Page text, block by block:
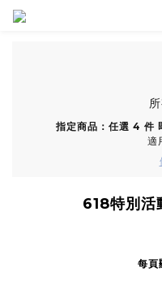
指定商品：任選 4 件
適
618特別活
每頁